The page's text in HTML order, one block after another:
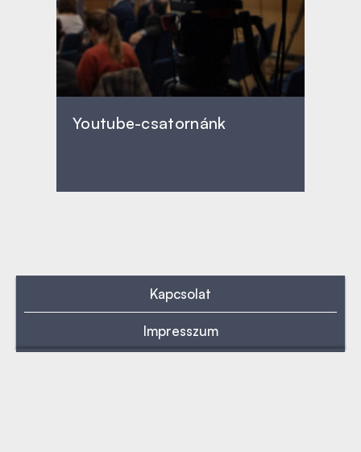
Youtube-csatornánk
Kapcsolat
Impresszum